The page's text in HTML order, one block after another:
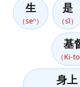
生
（seⁿ）
是
（sī）
基
（Ki-
身上